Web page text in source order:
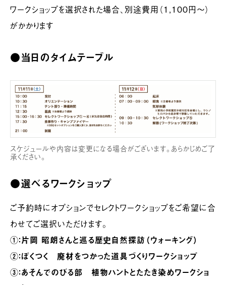
ワークショップを選択された場合、別途費用（1,100円〜）
がかかります
●当日のタイムテーブル
スケジュールや内容は変更になる場合がございます。あらかじめご了
承ください。
●選べるワークショップ
ご予約時にオプションでセレクトワークショップをご希望に合
わせてご選択いただけます。
①：片岡 昭朗さんと巡る歴史自然探訪（ウォーキング）
②：ぼくつく 廃材をつかった道具づくりワークショップ
③：あそんでのびる部 植物ハントとたたき染めワークショ